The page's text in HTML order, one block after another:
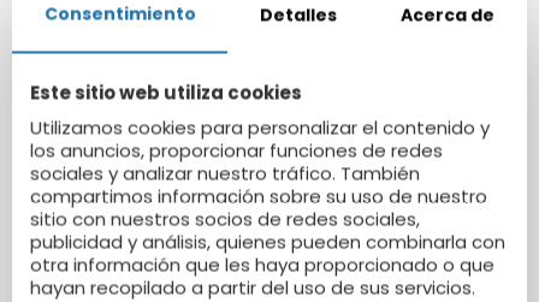
funcionando correctamente. Abarcamos todos los
detalles del mantenimiento necesario en una
la avería una vez que se ha producido;
mantenimiento preventivo, tareas de
mantenimiento para reducir posibles riesgos; y
mantenimiento predictivo , actividades que permiten
detectar las fallas por revelación antes que sucedan,
usando aparatos de diagnóstico.
M. Externo Escolar
Consentimiento Detalles Acerca de
Este sitio web utiliza cookies
Utilizamos cookies para personalizar el contenido y
los anuncios, proporcionar funciones de redes
sociales y analizar nuestro tráfico. También
compartimos información sobre su uso de nuestro
sitio con nuestros socios de redes sociales,
publicidad y análisis, quienes pueden combinarla con
otra información que les haya proporcionado o que
hayan recopilado a partir del uso de sus servicios.